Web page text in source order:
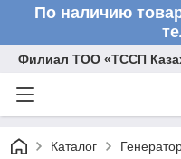
По наличию
Филиал ТОО «ТССП
Каталог